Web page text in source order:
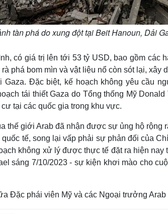
tàn phá do xung đột tại Beit Hanoun, Dải
có giá trị lên tới 53 tỷ USD, bao gồm các
phá bom mìn và vật liệu nổ còn sót lại,
Gaza. Đặc biệt, kế hoạch không yêu cầu
tái thiết Gaza do Tổng thống Mỹ
tại các quốc gia trong khu vực.
thế giới Arab đã nhận được sự ủng hộ rộng
tế, song lại vấp phải sự phản đối của
không xử lý được thực tế đặt ra hiện
sáng 7/10/2023 - sự kiện khơi mào cho
Đặc phái viên Mỹ và các Ngoại trưởng